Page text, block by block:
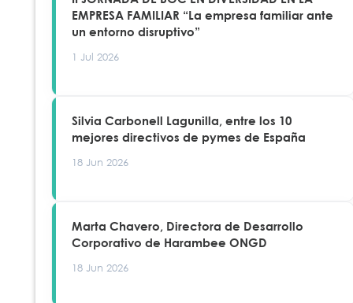
EMPRESA FAMILIAR “La empresa familiar ante
un entorno disruptivo”
1 Jul 2026
Silvia Carbonell Lagunilla, entre los 10
mejores directivos de pymes de España
18 Jun 2026
Marta Chavero, Directora de Desarrollo
Corporativo de Harambee ONGD
18 Jun 2026